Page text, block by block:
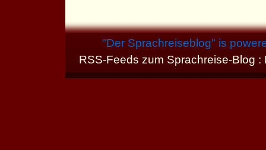
"Der Sprachreiseblog" is
RSS-Feeds zum Sprachreise-Blog :